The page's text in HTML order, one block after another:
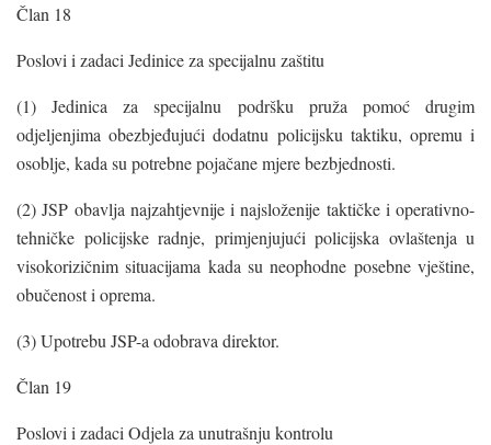
Član 18
Poslovi i zadaci Jedinice za specijalnu zaštitu
(1) Jedinica za specijalnu podršku pruža pomoć drugim
odjeljenjima obezbjeđujući dodatnu policijsku taktiku, opremu i
osoblje, kada su potrebne pojačane mjere bezbjednosti.
(2) JSP obavlja najzahtjevnije i najsloženije taktičke i operativno-
tehničke policijske radnje, primjenjujući policijska ovlaštenja u
visokorizičnim situacijama kada su neophodne posebne vještine,
obučenost i oprema.
(3) Upotrebu JSP-a odobrava direktor.
Član 19
Poslovi i zadaci Odjela za unutrašnju kontrolu